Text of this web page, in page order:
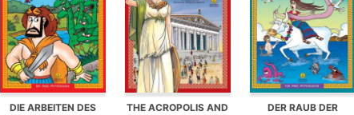
DIE ARBEITEN DES
THE ACROPOLIS AND
DER RAUB DER